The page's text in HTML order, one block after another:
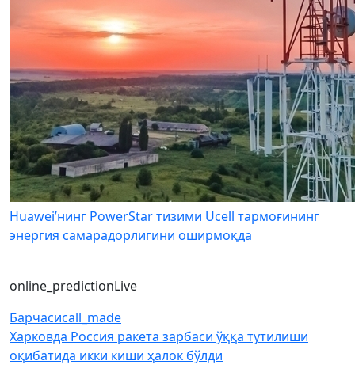
Huawei’нинг PowerStar тизими Ucell тармоғининг
энергия самарадорлигини оширмоқда
online_predictionLive
Барчасиcall_made
Харковда Россия ракета зарбаси ўққа тутилиши
оқибатида икки киши ҳалок бўлди